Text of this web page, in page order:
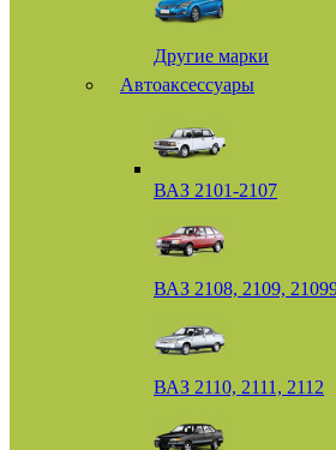
Другие марки
Автоаксессуары
ВАЗ 2101-2107
ВАЗ 2108, 2109,
ВАЗ 2110, 2111, 2112